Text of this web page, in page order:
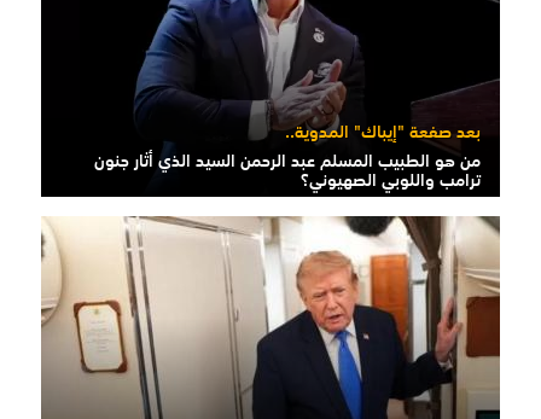
بعد صفعة "إيباك" المدوية..
من هو الطبيب المسلم عبد الرحمن السيد الذي أثار جنون
ترامب واللوبي الصهيوني؟